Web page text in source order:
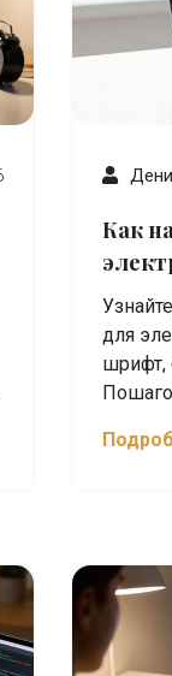
Как
для
шрифт,